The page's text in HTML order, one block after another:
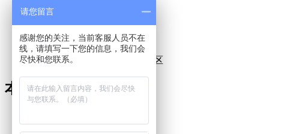
版权所有：锦辰集成墙板厂家
联系人：田经理
联系电话：18628109743
联系地址：
四川省成都市武侯区
本站关键词
请您留言
感谢您的关注，当前客服人员不在
线，请填写一下您的信息，我们会
尽快和您联系。